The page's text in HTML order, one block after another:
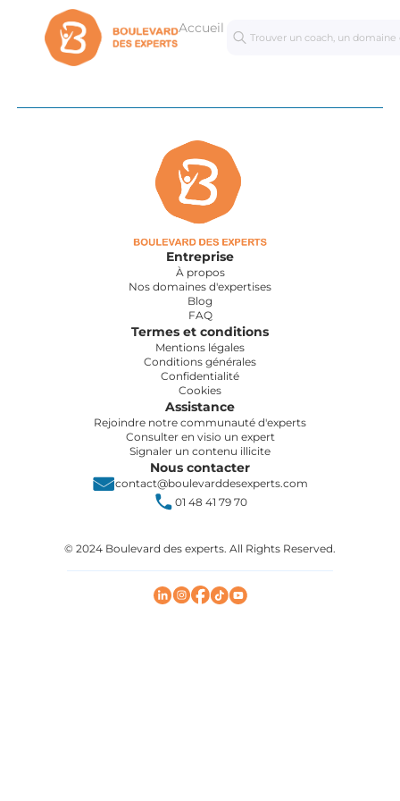
Accueil
Séances
personnalisées
Entreprise
À propos
Nos domaines d'expertises
Blog
FAQ
Termes et conditions
Mentions légales
Conditions générales
Confidentialité
Cookies
Assistance
Rejoindre notre communauté d'experts
Consulter en visio un expert
Signaler un contenu illicite
Nous contacter
contact@boulevarddesexperts.com
01 48 41 79 70
© 2024 Boulevard des experts. All Rights Reserved.